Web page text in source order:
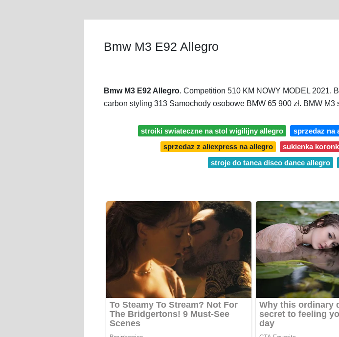
Bmw M3 E92 Allegro
Bmw M3 E92 Allegro. Competition 510 KM NOWY MODEL 2021.
carbon styling 313 Samochody osobowe BMW 65 900 zł. BMW
stroiki swiateczne na stol wigilijny allegro sprzedaz na
sprzedaz z aliexpress na allegro
sukienka
stroje do tanca disco dance allegro